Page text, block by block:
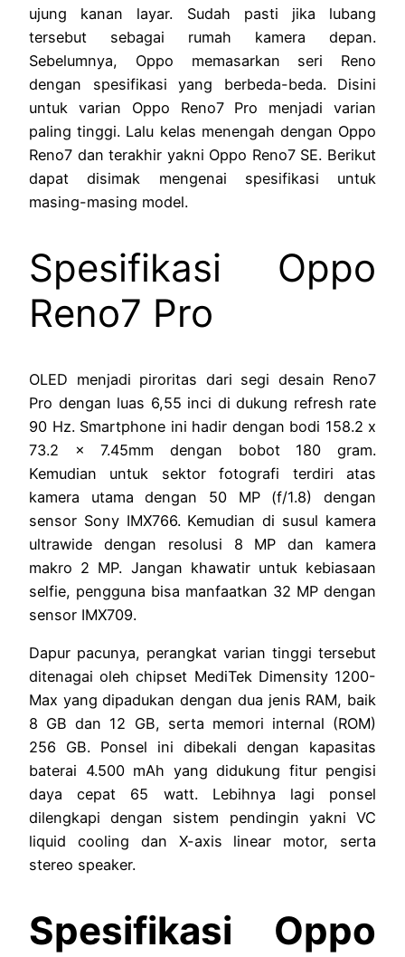
ujung kanan layar. Sudah pasti jika lubang
tersebut sebagai rumah kamera depan.
Sebelumnya, Oppo memasarkan seri Reno
dengan spesifikasi yang berbeda-beda. Disini
untuk varian Oppo Reno7 Pro menjadi varian
paling tinggi. Lalu kelas menengah dengan Oppo
Reno7 dan terakhir yakni Oppo Reno7 SE. Berikut
dapat disimak mengenai spesifikasi untuk
masing-masing model.
Spesifikasi Oppo
Reno7 Pro
OLED menjadi piroritas dari segi desain Reno7
Pro dengan luas 6,55 inci di dukung refresh rate
90 Hz. Smartphone ini hadir dengan bodi 158.2 x
73.2 x 7.45mm dengan bobot 180 gram.
Kemudian untuk sektor fotografi terdiri atas
kamera utama dengan 50 MP (f/1.8) dengan
sensor Sony IMX766. Kemudian di susul kamera
ultrawide dengan resolusi 8 MP dan kamera
makro 2 MP. Jangan khawatir untuk kebiasaan
selfie, pengguna bisa manfaatkan 32 MP dengan
sensor IMX709.
Dapur pacunya, perangkat varian tinggi tersebut
ditenagai oleh chipset MediTek Dimensity 1200-
Max yang dipadukan dengan dua jenis RAM, baik
8 GB dan 12 GB, serta memori internal (ROM)
256 GB. Ponsel ini dibekali dengan kapasitas
baterai 4.500 mAh yang didukung fitur pengisi
daya cepat 65 watt. Lebihnya lagi ponsel
dilengkapi dengan sistem pendingin yakni VC
liquid cooling dan X-axis linear motor, serta
stereo speaker.
Spesifikasi Oppo